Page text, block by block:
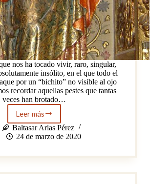
nos ha tocado vivir, raro, singular,
insólito, en el que todo el
por un “bichito” no visible al ojo
recordar aquellas pestes que tantas
veces han brotado…
Leer más
La
devoción
en
Baltasar Arias Pérez
24 de marzo de 2020